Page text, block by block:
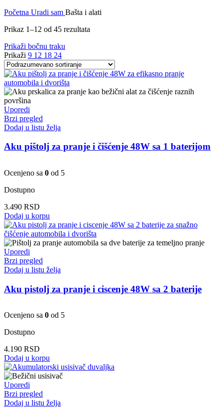
Početna Uradi sam Bašta i alati
Prikaz 1–12 od 45 rezultata
Prikaži bočnu traku
Prikaži 9 12 18 24
Uporedi
Brzi pregled
Dodaj u listu želja
Aku pištolj za pranje i čišćenje 48W sa 1 baterijom
Ocenjeno sa 0 od 5
Dostupno
3.490 RSD
Dodaj u korpu
Uporedi
Brzi pregled
Dodaj u listu želja
Aku pistolj za pranje i ciscenje 48W sa 2 baterije
Ocenjeno sa 0 od 5
Dostupno
4.190 RSD
Dodaj u korpu
Uporedi
Brzi pregled
Dodaj u listu želja